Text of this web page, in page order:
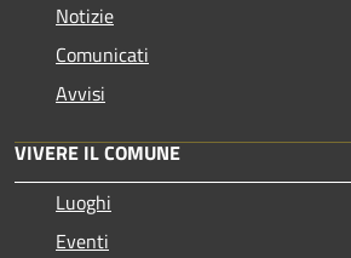
Notizie
Comunicati
Avvisi
VIVERE IL COMUNE
Luoghi
Eventi